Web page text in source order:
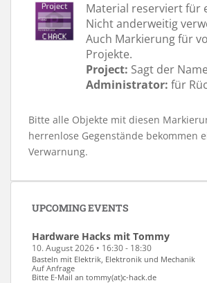
Material reserviert für
Nicht anderweitig
Auch Markierung für
Projekte.
Project: Sagt der Name
Administrator: für
Bitte alle Objekte mit diesen
herrenlose Gegenstände bekommen
Verwarnung.
UPCOMING EVENTS
Hardware Hacks mit Tommy
10. August 2026 • 16:30 - 18:30
Basteln mit Elektrik, Elektronik und Mechanik
Auf Anfrage
Bitte E-Mail an tommy(at)c-hack.de